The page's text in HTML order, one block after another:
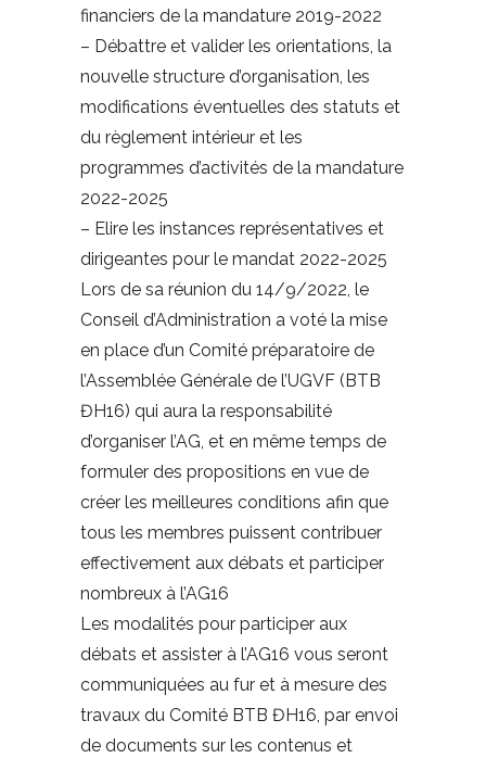
financiers de la mandature 2019-2022
– Débattre et valider les orientations, la
nouvelle structure d’organisation, les
modifications éventuelles des statuts et
du règlement intérieur et les
programmes d’activités de la mandature
2022-2025
– Elire les instances représentatives et
dirigeantes pour le mandat 2022-2025
Lors de sa réunion du 14/9/2022, le
Conseil d’Administration a voté la mise
en place d’un Comité préparatoire de
l’Assemblée Générale de l’UGVF (BTB
ĐH16) qui aura la responsabilité
d’organiser l’AG, et en même temps de
formuler des propositions en vue de
créer les meilleures conditions afin que
tous les membres puissent contribuer
effectivement aux débats et participer
nombreux à l’AG16
Les modalités pour participer aux
débats et assister à l’AG16 vous seront
communiquées au fur et à mesure des
travaux du Comité BTB ĐH16, par envoi
de documents sur les contenus et